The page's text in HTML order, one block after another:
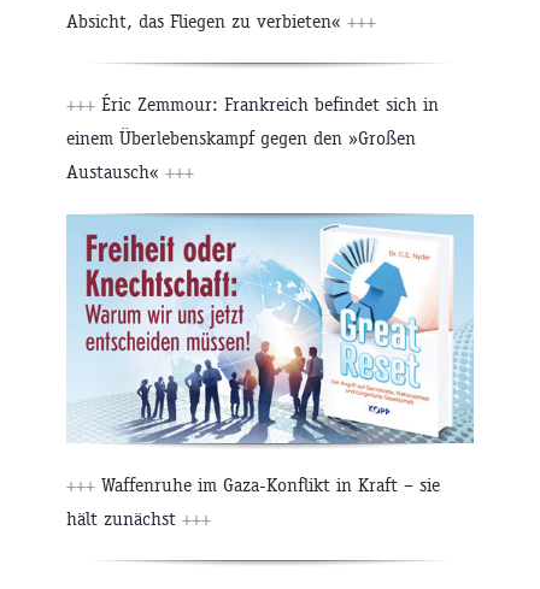
Absicht, das Fliegen zu verbieten« +++
+++ Éric Zemmour: Frankreich befindet sich in
einem Überlebenskampf gegen den »Großen
Austausch« +++
+++ Waffenruhe im Gaza-Konflikt in Kraft – sie
hält zunächst +++